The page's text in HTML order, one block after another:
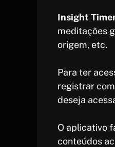
Insight
meditações
origem, etc.
Para ter
registrar
deseja
O aplicativo
conteúdos